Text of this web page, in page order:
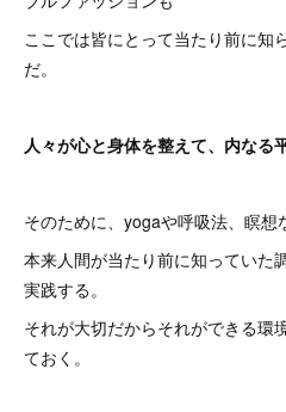
ここでは皆にとって当たり前に知
だ。
人々が心と身体を整えて、内なる
そのために、yogaや呼吸法、瞑想
本来人間が当たり前に知っていた
実践する。
それが大切だからそれができる環
ておく。